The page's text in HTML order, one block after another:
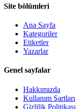
Site bölümleri
Ana Sayfa
Kategoriler
Etiketler
Yazarlar
Genel sayfalar
Hakkımızda
Kullanım Şartları
Gizlilik Politikası